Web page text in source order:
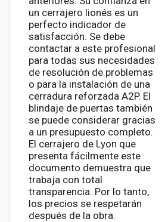
un cerrajero lionés es un
perfecto indicador de
satisfacción. Se debe
contactar a este profesional
para todas sus necesidades
de resolución de problemas
o para la instalación de una
cerradura reforzada A2P. El
blindaje de puertas también
se puede considerar gracias
a un presupuesto completo.
El cerrajero de Lyon que
presenta fácilmente este
documento demuestra que
trabaja con total
transparencia. Por lo tanto,
los precios se respetarán
después de la obra.